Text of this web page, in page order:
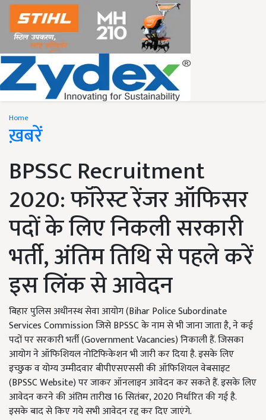
Home
ख़बरें
BPSSC Recruitment
2020: फॉरेस्ट रेंजर ऑफिसर
पदों के लिए निकली सरकारी
भर्ती, अंतिम तिथि से पहले करें
इस लिंक से आवेदन
बिहार पुलिस अधीनस्थ सेवा आयोग (Bihar Police Subordinate
Services Commission जिसे BPSSC के नाम से भी जाना जाता है, ने कई
पदों पर सरकारी भर्ती (Government Vacancies) निकाली हैं. जिसका
आयोग ने ऑफिशियल नोटिफिकेशन भी जारी कर दिया है. इसके लिए
इच्छुक व योग्य उम्मीदवार बीपीएसएससी की ऑफिशियल वेबसाइट
(BPSSC Website) पर जाकर ऑनलाइन आवेदन कर सकते हैं. इसके लिए
आवेदन करने की अंतिम तारीख 16 सितंबर, 2020 निर्धारित की गई है.
इसके बाद से किए गये सभी आवेदन रद्द कर दिए जाएंगे.